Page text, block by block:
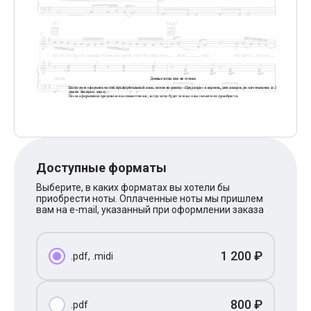
XOLIDAYBOY
Ваня Дмитриенко
Анна Герман
Полина Гагарина
Монеточка
Ласковый Май
Тату
Макс Корж
Алена Швец
Michael Jackson
Modern Talking
Руки Вверх
Юрий Шатунов
Мария Чайковская
Доступные форматы
Выберите, в каких форматах вы хотели бы
приобрести ноты. Оплаченные ноты мы пришлем
вам на e-mail, указанный при оформлении заказа
.pdf, .midi 1 200 ₽
.pdf 800 ₽